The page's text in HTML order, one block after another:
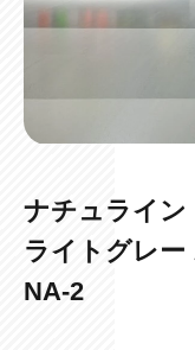
ナチュライン
ライトグレー
NA-2